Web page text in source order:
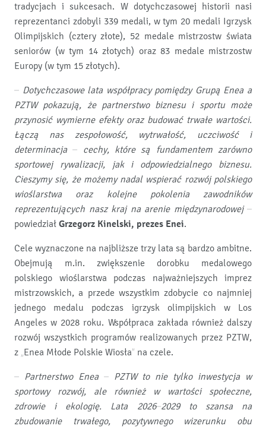
tradycjach i sukcesach. W dotychczasowej historii nasi
reprezentanci zdobyli 339 medali, w tym 20 medali Igrzysk
Olimpijskich (cztery złote), 52 medale mistrzostw świata
seniorów (w tym 14 złotych) oraz 83 medale mistrzostw
Europy (w tym 15 złotych).
– Dotychczasowe lata współpracy pomiędzy Grupą Enea a
PZTW pokazują, że partnerstwo biznesu i sportu może
przynosić wymierne efekty oraz budować trwałe wartości.
Łączą nas zespołowość, wytrwałość, uczciwość i
determinacja – cechy, które są fundamentem zarówno
sportowej rywalizacji, jak i odpowiedzialnego biznesu.
Cieszymy się, że możemy nadal wspierać rozwój polskiego
wioślarstwa oraz kolejne pokolenia zawodników
reprezentujących nasz kraj na arenie międzynarodowej –
powiedział Grzegorz Kinelski, prezes Enei.
Cele wyznaczone na najbliższe trzy lata są bardzo ambitne.
Obejmują m.in. zwiększenie dorobku medalowego
polskiego wioślarstwa podczas najważniejszych imprez
mistrzowskich, a przede wszystkim zdobycie co najmniej
jednego medalu podczas igrzysk olimpijskich w Los
Angeles w 2028 roku. Współpraca zakłada również dalszy
rozwój wszystkich programów realizowanych przez PZTW,
z „Enea Młode Polskie Wiosła” na czele.
– Partnerstwo Enea – PZTW to nie tylko inwestycja w
sportowy rozwój, ale również w wartości społeczne,
zdrowie i ekologię. Lata 2026–2029 to szansa na
zbudowanie trwałego, pozytywnego wizerunku obu